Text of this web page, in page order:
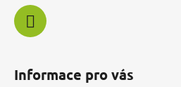
Informace pro vás